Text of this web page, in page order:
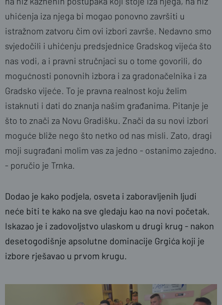
uhićenja iza njega bi mogao ponovno završiti u
istražnom zatvoru čim ovi izbori završe. Nedavno smo
svjedočili i uhićenju predsjednice Gradskog vijeća što
nas vodi, a i pravni stručnjaci su o tome govorili, do
mogućnosti ponovnih izbora i za gradonačelnika i za
Gradsko vijeće. To je pravna realnost koju želim
istaknuti i dati do znanja našim građanima. Pitanje je
što to znači za Novu Gradišku. Znači da su novi izbori
moguće bliže nego što netko od nas misli. Zato, dragi
moji sugrađani molim vas za jedno - ostanimo zajedno.
- poručio je Trnka.
Dodao je kako podjela, osveta i zaboravljenih ljudi
neće biti te kako na sve gledaju kao na novi početak.
Iskazao je i zadovoljstvo ulaskom u drugi krug - nakon
desetogodišnje apsolutne dominacije Grgića koji je
izbore rješavao u prvom krugu.